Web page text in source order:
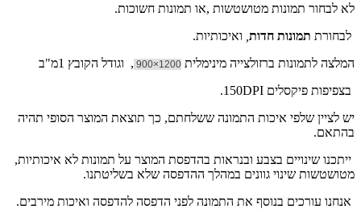
לא לבחור תמונות מטושטשות ,או תמונות חשוכות.
לבחורת תמונות חדות ואיכותיות.
המלצה לתמונות ברזולצייה מינימלית 1200×900
, וגודל הקובץ 1מ"ב
בצפיפות פיקסלים 150DPI.
יש לציין שלפי איכות התמונה ששלחתם, כך תוצאת המוצר הסופי תהיה
בהתאם.
ייתכנו שינויים בצבע ובנראות בהדפסת המוצר על תמונות לא איכותיות,
מטושטשות שינוי גוונים במהלך ההדפסה שלא בשליטתנו.
אנחנו עורכים בנוסף את התמונה לפני הדפסה להדפסה ואיכות מירבים.